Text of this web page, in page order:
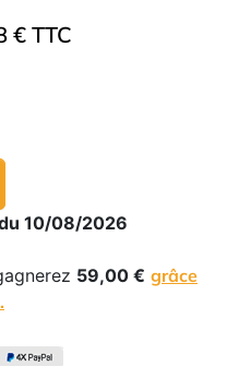
€ TTC
10/08/2026
59,00 € grâce